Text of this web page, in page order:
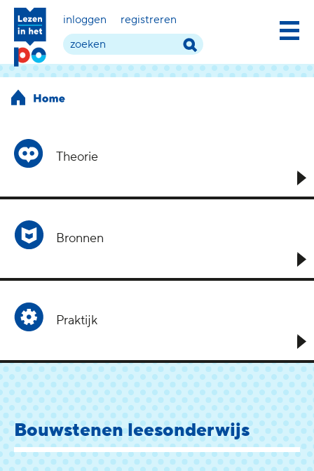
inloggen registreren
Theorie
Bronnen
Praktijk
Bouwstenen leesonderwijs